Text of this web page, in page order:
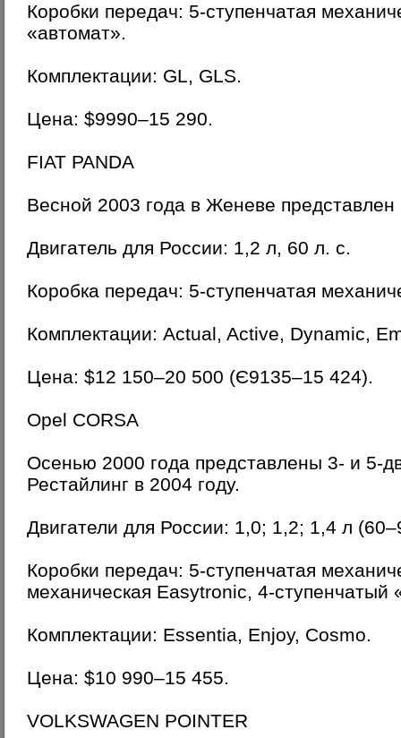
Коробки передач: 5-ступенчатая
«автомат».
Комплектации: GL, GLS.
Цена: $9990–15 290.
FIAT PANDA
Весной 2003 года в Женеве представлен
Двигатель для России: 1,2 л, 60 л. с.
Коробка передач: 5-ступенчатая
Комплектации: Actual, Active, Dynamic,
Цена: $12 150–20 500 (Є9135–15 424).
Opel CORSA
Осенью 2000 года представлены 3- и 5-
Рестайлинг в 2004 году.
Двигатели для России: 1,0; 1,2; 1,4 л
Коробки передач: 5-ступенчатая
механическая Easytronic, 4-ступенчатый
Комплектации: Essentia, Enjoy, Cosmo.
Цена: $10 990–15 455.
VOLKSWAGEN POINTER